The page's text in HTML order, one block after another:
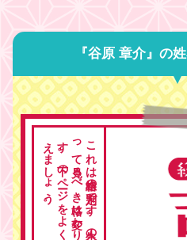
『谷原 章介』の
こ
れ
は
総格の
判定で
す
。
人生の
時期に
よ
っ
て
見る
べ
き
格は
変わ
り
ま
す
。
下の
ペ
ージ
を
よ
く
見て
総合的に
考
え
ま
し
ょ
う
。